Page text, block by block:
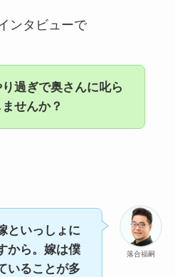
ンタビューで
過ぎで奥さんに叱ら
せんか？
落合福嗣
といっしょに
から。嫁は僕
いることが多